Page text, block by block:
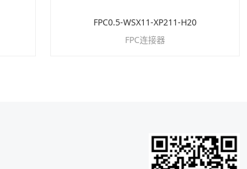
FPC0.5-WSX11-XP211-H20
FPC连接器